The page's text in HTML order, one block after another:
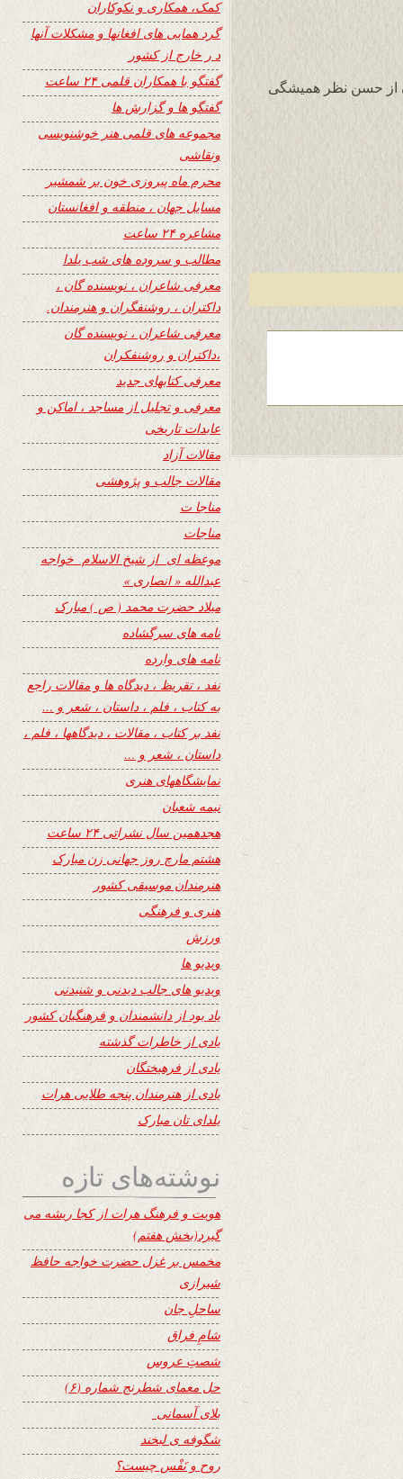
از حسن نظر همیشگی
کمک، همکاری و نکوکاران
گرد همایی های افغانها و مشکلات آنها
د ر خارج از کشور
گفتگو با همکاران قلمی ۲۴ ساعت
گفتگو ها و گزارش ها
مجموعه های قلمی هنر خوشنویسی
ونقاشی
محرم ماه پیروزی خون بر شمشیر
مسایل جهان ، منطقه و افغانستان
مشاعره ۲۴ ساعت
مطالب و سروده های شب یلدا
معرفی شاعران ، نویسنده گان ،
داکتران ، روشنفگران و هنرمندان.
معرفی شاعران ، نویسنده گان
،داکتران و روشنفکران
معرفی کتابهای جدید
معرفی و تجلیل از مساجد ، اماکن و
عابدات تاریخی
مقالات آزاد
مقالات جالب و پژوهشی
مناجا ت
مناجات
موعظه ای از شیخ الاسلام خواجه
عبدالله « انصاری »
میلاد حضرت محمد ( ص ) مبارک
نامه های سرگشاده
نامه های وارده
نفد ، تقریظ ، دیدگاه ها و مقالات راجع
به کتاب ، فلم ، داستان ، شعر و …
نفد بر کتاب ، مقالات ، دیدگاهها ، فلم ،
داستان ، شعر و …
نمایشگاههای هنری
نیمه شعبان
هجدهمین سال نشراتی ۲۴ ساعت
هشتم مارچ روز جهانی زن مبارک
هنرمندان موسیقی کشور
هنری و فرهنگی
ورزش
ویدیو ها
ویدیو های جالب دیدنی و شنیدنی
یاد بود از دانشمندان و فرهنگیان کشور
یادی از خاطرات گذشته
یادی از فرهیختگان
یادی از هنرمندان پنجه طلایی هرات
یلدای تان مبارک
نوشته‌های تازه
هویت و فرهنگ هرات از کجا ریشه می
گیرد(بخش هفتم)
مخمس بر غزل حضرت خواجه حافظ
شیرازی
ساحلِ جان
شامِ فراق
شصتِ عروس
حل معمای شطرنج شماره (۶)
بلای آسمانی
شگوفه ى لبخند
روح و نَفْس چیست؟